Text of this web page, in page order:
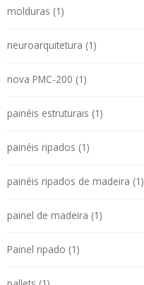
molduras (1)
neuroarquitetura (1)
nova PMC-200 (1)
painéis estruturais (1)
painéis ripados (1)
painéis ripados de madeira (1)
painel de madeira (1)
Painel ripado (1)